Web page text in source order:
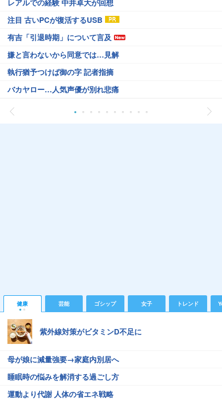
レアルでの経験 中井卓大が回想
注目 古いPCが復活するUSB
有吉「引退時期」について言及
嫌と言わないから同意では…見解
執行猶予つけば御の字 記者指摘
バカヤロー…人気声優が別れ悲痛
健康 芸能 ゴシップ 女子 トレンド
紫外線対策がビタミンD不足に
母が娘に減量強要→家庭内別居へ
睡眠時の悩みを解消する過ごし方
運動より代謝 人体の省エネ戦略